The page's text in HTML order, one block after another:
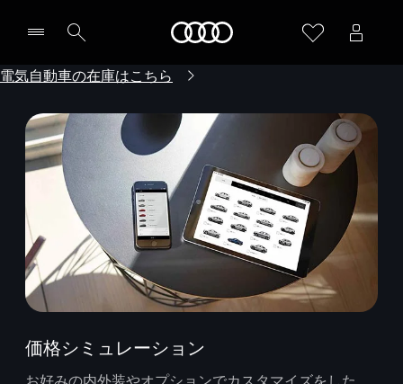
電気自動車の在庫はこちら
価格シミュレーション
お好みの内外装やオプションでカスタマイズをした、